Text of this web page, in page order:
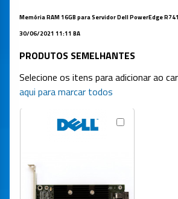
Memória RAM 16GB para Servidor Dell PowerEdge
30/06/2021 11:11 BA
PRODUTOS SEMELHANTES
Selecione os itens para adicionar ao
aqui para marcar todos